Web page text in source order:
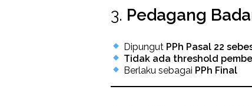
3. Pedagang
Dipungut PPh Pasal 22
Tidak ada threshold
Berlaku sebagai PPh Final